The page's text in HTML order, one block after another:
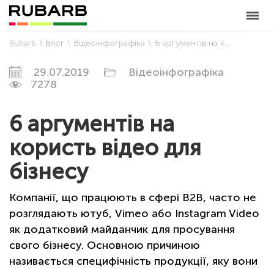
Rubarb Блог Відеоінфографіка 6 аргументів на користь відео для бізнесу
29.07.2019
Відеоінфографіка
7278
6 аргументів на
користь відео для
бізнесу
Компанії, що працюють в сфері В2В, часто не
розглядають ютуб, Vimeo або Instagram Video
як додатковий майданчик для просування
свого бізнесу. Основною причиною
називається специфічність продукції, яку вони